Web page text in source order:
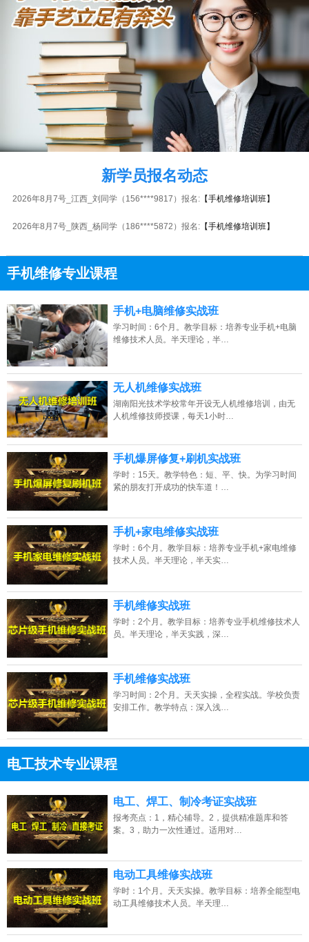
新学员报名动态
2026年8月7号_贵州_周同学（189****1189）报名: 【手机维修培训班】
2026年8月7号_山东_朱同学（150****6001）报名: 【手机维修培训班】
2026年8月7号_陕西_钟同学（130****9320）报名:【手机维修培训班】
2026年8月7号_江西_刘同学（156****9817）报名: 【手机维修培训班】
2026年8月7号_陕西_杨同学（186****5872）报名: 【手机维修培训班】
2026年8月7号_河北_陈同学（184****9649）报名:
2026年8月7号_北京_李同学（155****1814）报名:【手机维修培训班】
2026年8月7号黑龙江杨同学（132****7163）报名:【手机维修培训班】
2026年8月7号_福建_杨同学（185****0900）报名:
2026年8月7号_江苏_谭同学（131****7320）报名:【手机维修培训班】
2026年8月7号_安徽_杨同学（134****1342）报名:【手机维修培训班】
手机维修专业课程
点击免费咨询电话：13807313137
手机+电脑维修实战班
学习时间：6个月。教学目标：培养专业手机+电脑
维修技术人员。半天理论，半…
无人机维修实战班
湖南阳光技术学校常年开设无人机维修培训，由无
人机维修技师授课，每天1小时…
手机爆屏修复+刷机实战班
学时：15天。教学特色：短、平、快。为学习时间
紧的朋友打开成功的快车道！…
手机+家电维修实战班
学时：6个月。教学目标：培养专业手机+家电维修
技术人员。半天理论，半天实…
手机维修实战班
学时：2个月。教学目标：培养专业手机维修技术人
员。半天理论，半天实践，深…
手机维修实战班
学习时间：2个月。天天实操，全程实战。学校负责
安排工作。教学特点：深入浅…
电工技术专业课程
点击免费咨询电话：13807313137
电工、焊工、制冷考证实战班
报考亮点：1，精心辅导。2，提供精准题库和答
案。3，助力一次性通过。适用对…
电动工具维修实战班
学时：1个月。天天实操。教学目标：培养全能型电
动工具维修技术人员。半天理…